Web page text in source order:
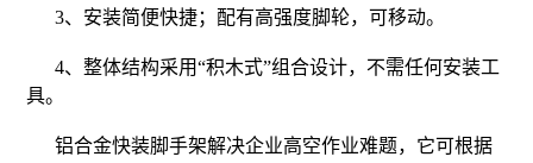
3、安装简便快捷；配有高强度脚轮，可移动。
4、整体结构采用“积木式”组合设计，不需任何安装工
具。
铝合金快装脚手架解决企业高空作业难题，它可根据